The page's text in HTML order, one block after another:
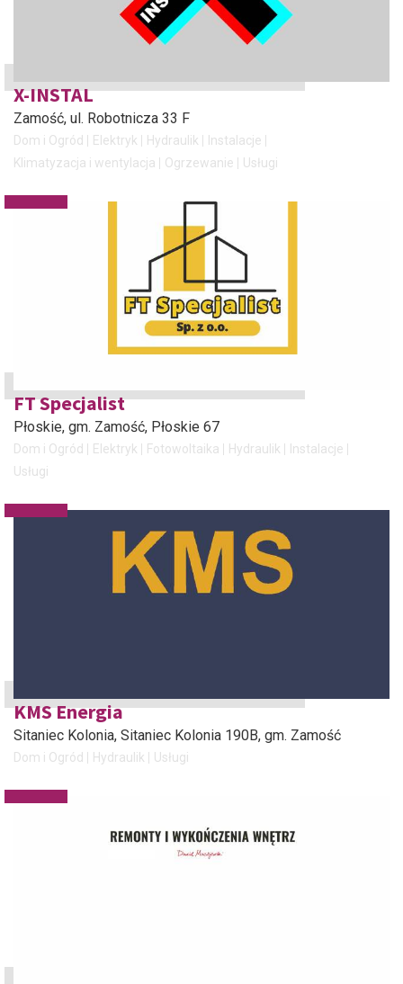
X-INSTAL
Zamość, ul. Robotnicza 33 F
Dom i Ogród Elektryk Hydraulik
Instalacje
Klimatyzacja i wentylacja
Ogrzewanie Usługi
FT Specjalist
Płoskie, gm. Zamość, Płoskie 67
Dom i Ogród Elektryk Fotowoltaika Hydraulik
Instalacje
Usługi
KMS Energia
Sitaniec Kolonia, Sitaniec Kolonia 190B, gm. Zamość
Dom i Ogród Hydraulik Usługi